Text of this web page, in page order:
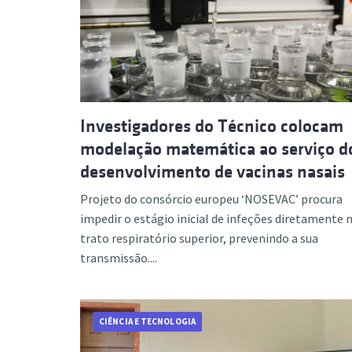
Investigadores do Técnico colocam
modelação matemática ao serviço
desenvolvimento de vacinas nasais
Projeto do consórcio europeu ‘NOSEVAC’ procura
impedir o estágio inicial de infeções diretamente
trato respiratório superior, prevenindo a sua
transmissão....
CIÊNCIA E TECNOLOGIA